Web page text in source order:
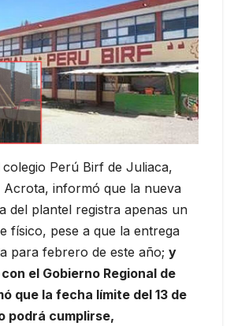
Perú Birf de Juliaca,
Acrota, informó que la nueva
del plantel registra apenas un
físico, pese a que la entrega
para febrero de este año; y
el Gobierno Regional de
que la fecha límite del 13 de
podrá cumplirse,